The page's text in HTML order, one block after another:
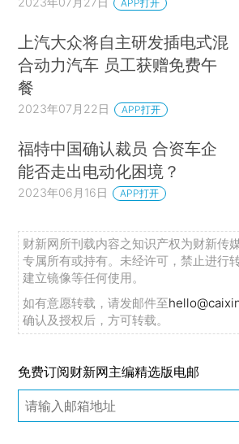
APP打开
上汽大众将自主研发插电式混
合动力汽车 员工获赠免费午
餐
2023年07月22日 APP打开
福特中国确认裁员 合资车企
能否走出电动化困境？
2023年06月16日 APP打开
财新网所刊载内容之知识产权为财新传
专属所有或持有。未经许可，禁止进行
建立镜像等任何使用。
如有意愿转载，请发邮件至
确认及授权后，方可转载。
免费订阅财新网主编精选版电邮